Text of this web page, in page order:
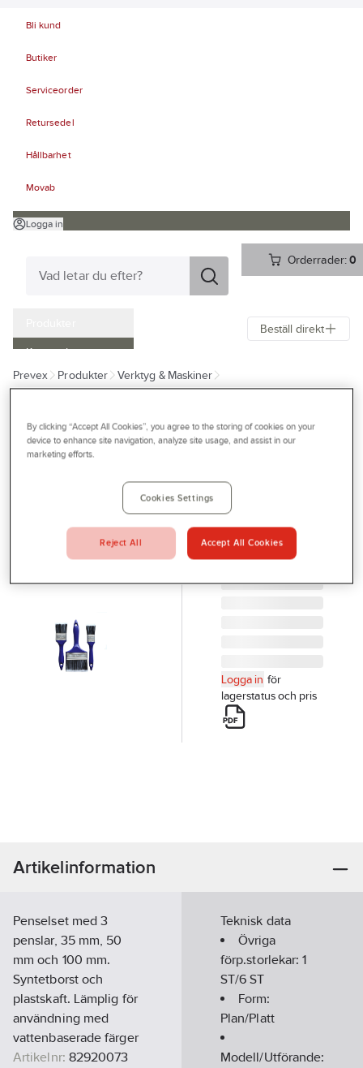
Bli kund
Butiker
Serviceorder
Retursedel
Hållbarhet
Movab
Logga in
Orderrader:0
Kampanjer
Outlet
Bli kund
Profilshop
Serviceverkstad
Företagsprofilering
Beställ direkt
Prevex Produkter
Verktyg & Maskiner
A-COLLECTION
ST.
SYNTETBORST,
PLASTSKAFT
Logga in för
lagerstatus och pris
Artikelinformation
Penselset med 3
penslar, 35 mm, 50
mm och 100 mm.
Syntetborst och
plastskaft. Lämplig för
användning med
vattenbaserade färger
Artikelnr: 82920073
Teknisk data
Övriga
förp.storlekar:1
ST/6 ST
Form:
Plan/Platt
Modell/Utförande:
By clicking “Accept All Cookies”, you agree to the storing of cookies on your
device to enhance site navigation, analyze site usage, and assist in our
marketing efforts.
Cookies Settings
Reject All Accept All Cookies